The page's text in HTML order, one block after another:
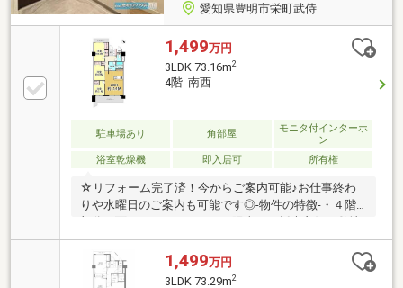
愛知県豊明市栄町武侍
1,499万円
3LDK 73.16m2
4階 南西
駐車場あり 角部屋
モニタ付インターホ
ン
浴室乾燥機
即入居可 所有権
☆リフォーム完了済！今からご案内可能♪お仕事終わ
りや水曜日のご案内も可能です◎-物件の特徴-・４階
部分２面バルコニーにつき、陽当り・採光良好・敷地
内平置き駐車場継承可能・食洗機や宅配ボックスなど
設備充実〇成約プレゼント実施中☆詳しくはプレゼン
ト情報参照下さい♪-周辺環境-名鉄名古屋本線「中京競
1,499万円
3LDK 73.29m2